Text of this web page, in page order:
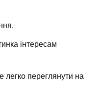
інтересам
легко переглянути на